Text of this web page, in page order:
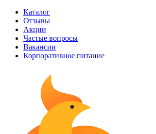
Каталог
Отзывы
Акции
Частые вопросы
Вакансии
Корпоративное питание